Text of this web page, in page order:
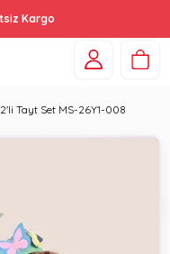
Kargo
Tayt Set MS-26Y1-008